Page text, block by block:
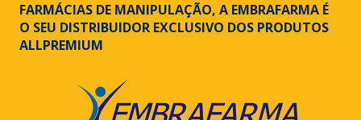
FARMÁCIAS DE MANIPULAÇÃO, A EMBRAFARMA É
O SEU DISTRIBUIDOR EXCLUSIVO DOS PRODUTOS
ALLPREMIUM